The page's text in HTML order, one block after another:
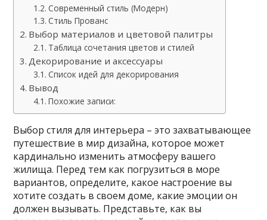
Современный стиль (Модерн)
Стиль Прованс
Выбор материалов и цветовой палитры
Таблица сочетания цветов и стилей
Декорирование и аксессуары
Список идей для декорирования
Вывод
Похожие записи:
Выбор стиля для интерьера – это захватывающее
путешествие в мир дизайна, которое может
кардинально изменить атмосферу вашего
жилища. Перед тем как погрузиться в море
вариантов, определите, какое настроение вы
хотите создать в своем доме, какие эмоции он
должен вызывать. Представьте, как вы